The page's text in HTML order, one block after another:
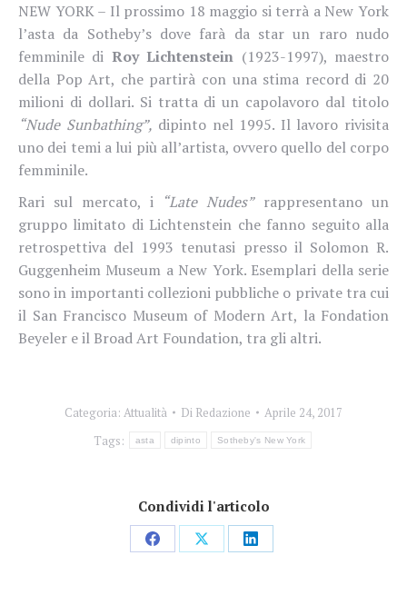
NEW YORK – Il prossimo 18 maggio si terrà a New York
l’asta da Sotheby’s dove farà da star un raro nudo
femminile di Roy Lichtenstein (1923-1997), maestro
della Pop Art, che partirà con una stima record di 20
milioni di dollari. Si tratta di un capolavoro dal titolo
“Nude Sunbathing”, dipinto nel 1995. Il lavoro rivisita
uno dei temi a lui più all’artista, ovvero quello del corpo
femminile.
Rari sul mercato, i “Late Nudes”rappresentano un
gruppo limitato di Lichtenstein che fanno seguito alla
retrospettiva del 1993 tenutasi presso il Solomon R.
Guggenheim Museum a New York. Esemplari della serie
sono in importanti collezioni pubbliche o private tra cui
il San Francisco Museum of Modern Art, la Fondation
Beyeler e il Broad Art Foundation, tra gli altri.
Categoria: Attualità Di Redazione
Aprile 24, 2017
Tags:
asta dipinto Sotheby's New York
Condividi l'articolo
CondividiCondividiCondividi